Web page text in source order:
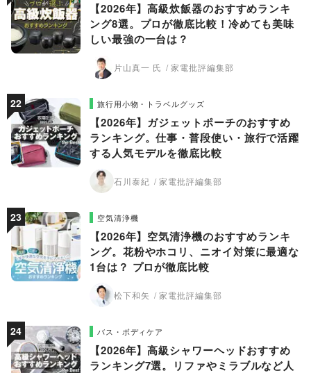
【2026年】高級炊飯器のおすすめランキ
ング8選。プロが徹底比較！冷めても美味
しい最強の一台は？
片山真一 氏 家電批評編集部
旅行用小物・トラベルグッズ
【2026年】ガジェットポーチのおすすめ
ランキング。仕事・普段使い・旅行で活躍
する人気モデルを徹底比較
石川泰紀 家電批評編集部
空気清浄機
【2026年】空気清浄機のおすすめランキ
ング。花粉やホコリ、ニオイ対策に最適な
1台は？ プロが徹底比較
松下和矢 家電批評編集部
バス・ボディケア
【2026年】高級シャワーヘッドおすすめ
ランキング7選。リファやミラブルなど人